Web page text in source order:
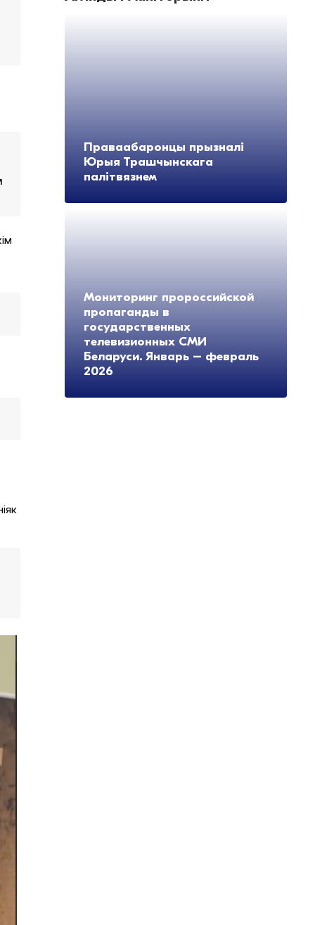
Праваабаронцы прызналі
Юрыя Трашчынскага
палітвязнем
Мониторинг пророссийской
пропаганды в
государственных
телевизионных СМИ
Беларуси. Январь – февраль
2026